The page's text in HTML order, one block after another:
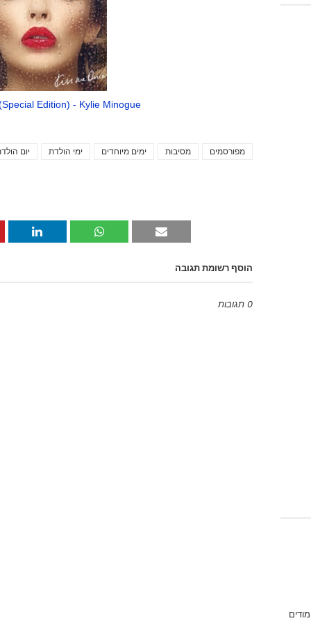
Edition) - Kylie Minogue
יום ימי הולדת ימים מיוחדים מסיבות מפורסמים
הוסף רשומת תגובה
0 תגובות